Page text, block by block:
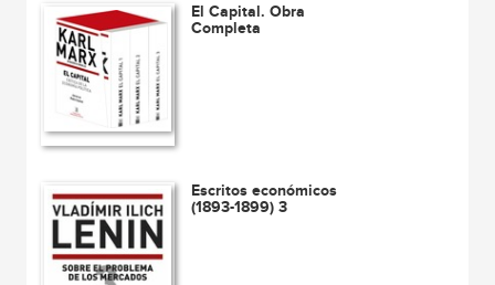
El Capital. Obra
Completa
Escritos económicos
(1893-1899) 3